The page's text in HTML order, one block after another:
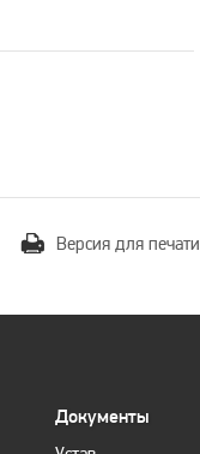
Версия для печати
Документы